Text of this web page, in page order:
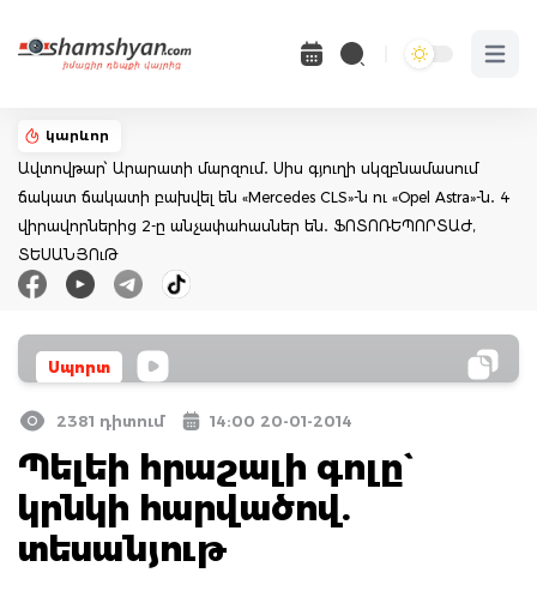
Open
կարևոր
Ավտովթար՝ Արարատի մարզում․ Սիս գյուղի սկզբնամասում
ճակատ ճակատի բախվել են «Mercedes CLS»-ն ու «Opel Astra»-ն․ 4
վիրավորներից 2-ը անչափահասներ են․ ՖՈՏՈՌԵՊՈՐՏԱԺ,
ՏԵՍԱՆՅՈւԹ
Սպորտ
2381 դիտում 14:00 20-01-2014
Պելեի հրաշալի գոլը`
կրնկի հարվածով.
տեսանյութ